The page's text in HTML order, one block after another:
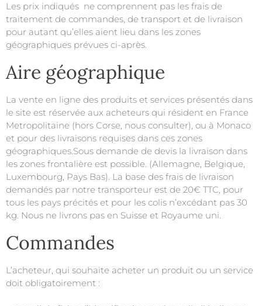
Les prix indiqués ne comprennent pas les frais de
traitement de commandes, de transport et de livraison
pour autant qu’elles aient lieu dans les zones
géographiques prévues ci-après.
Aire géographique
La vente en ligne des produits et services présentés dans
le site est réservée aux acheteurs qui résident en France
Metropolitaine (hors Corse, nous consulter), ou à Monaco
et pour des livraisons requises dans ces zones
géographiques.Sous demande de devis la livraison dans
les zones frontalière est possible. (Allemagne, Belgique,
Luxembourg, Pays Bas). La base des frais de livraison
demandés par notre transporteur est de 20€ TTC, pour
tous les pays précités et pour les colis n’excédant pas 30
kg. Nous ne livrons pas en Suisse et Royaume uni.
Commandes
L’acheteur, qui souhaite acheter un produit ou un service
doit obligatoirement :